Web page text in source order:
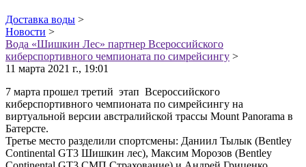
Доставка воды >
Новости >
Вода «Шишкин Лес» партнер Всероссийского
киберспортивного чемпионата по симрейсингу >
11 марта 2021 г., 19:01
7 марта прошел третий этап Всероссийского
киберспортивного чемпионата по симрейсингу на
виртуальной версии австралийской трассы Mount Panorama в
Батерсте.
Третье место разделили спортсмены: Даниил Тылык (Bentley
Continental GT3 Шишкин лес), Максим Морозов (Bentley